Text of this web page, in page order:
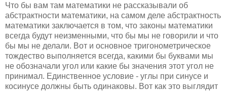
Что бы вам там математики не рассказывали об
абстрактности математики, на самом деле абстрактность
математики заключается в том, что законы математики
всегда будут неизменными, что бы мы не говорили и что
бы мы не делали. Вот и основное тригонометрическое
тождество выполняется всегда, какими бы буквами мы
не обозначали угол или какие бы значения этот угол не
принимал. Единственное условие - углы при синусе и
косинусе должны быть одинаковы. Вот как это выглядит